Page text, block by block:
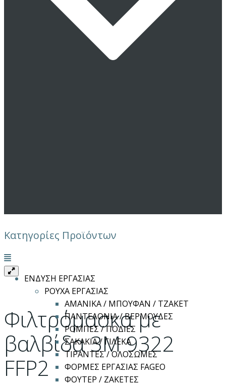
Κατηγορίες Προϊόντων
Μενού
ΕΝΔΥΣΗ ΕΡΓΑΣΙΑΣ
ΡΟΥΧΑ ΕΡΓΑΣΙΑΣ
ΑΜΑΝΙΚΑ / ΜΠΟΥΦΑΝ / ΤΖΑΚΕΤ
ΠΑΝΤΕΛΟΝΙΑ / ΒΕΡΜΟΥΔΕΣ
ΡΟΜΠΕΣ / ΠΟΔΙΕΣ
ΣΑΚΑΚΙΑ / ΓΙΛΕΚΑ
ΤΙΡΑΝΤΕΣ / ΟΛΟΣΩΜΕΣ
ΦΟΡΜΕΣ ΕΡΓΑΣΙΑΣ FAGEO
ΦΟΥΤΕΡ / ΖΑΚΕΤΕΣ
Φιλτρόμασκα με
βαλβίδα 3M 9322
FFP2